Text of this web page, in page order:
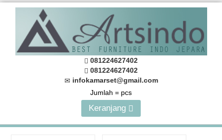
081224627402
081224627402
infokamarset@gmail.com
Jumlah = pcs
Keranjang